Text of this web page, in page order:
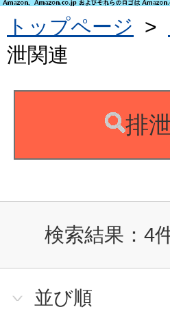
トップページ >
泄関連
排
検索結果： 4
並び順